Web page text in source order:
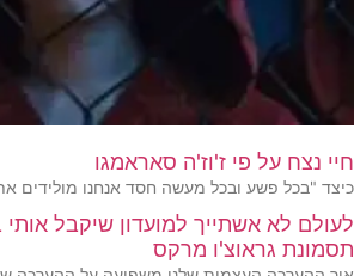
חיי נצח על פי ז'וז'ה סאראמגו
כיצד "בכל פשע ובכל מעשה חסד אנחנו מולידים
לעולם לא אשתייך למועדון שיקבל
תסמונת גראוצ'ו מרקס